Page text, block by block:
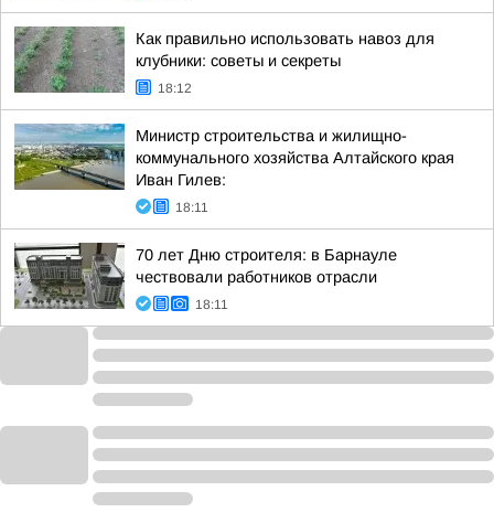
Как правильно использовать навоз для
клубники: советы и секреты
18:12
Министр строительства и жилищно-
коммунального хозяйства Алтайского края
Иван Гилев:
18:11
70 лет Дню строителя: в Барнауле
чествовали работников отрасли
18:11